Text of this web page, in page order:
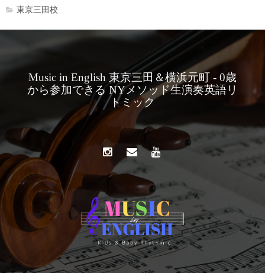
東京三田校
Music in English 東京三田＆横浜元町 - 0歳
から参加できる NYメソッド生演奏英語リ
トミック